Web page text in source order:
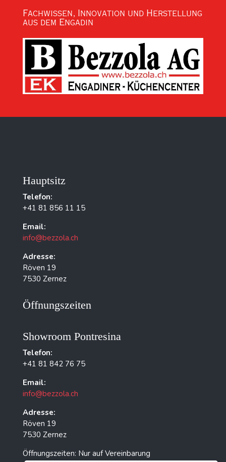
Fachwissen, Innovation und Herstellung
aus dem Engadin
Hauptsitz
Telefon:
+41 81 856 11 15
Email:
info@bezzola.ch
Adresse:
Röven 19
7530 Zernez
Öffnungszeiten
Showroom Pontresina
Telefon:
+41 81 842 76 75
Email:
info@bezzola.ch
Adresse:
Röven 19
7530 Zernez
Öffnungszeiten: Nur auf Vereinbarung